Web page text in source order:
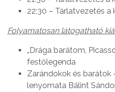
22:30 – Tárlatvezetés a
Folyamatosan látogatható
„Drága barátom,
festőlegenda
Zarándokok és barátok
lenyomata Bálint